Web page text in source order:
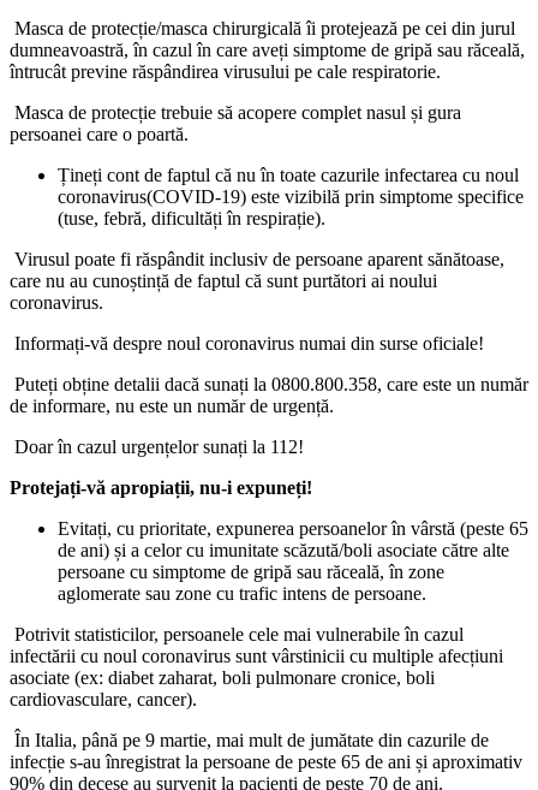
Masca de protecție/masca chirurgicală îi protejează pe cei din jurul
dumneavoastră, în cazul în care aveți simptome de gripă sau răceală,
întrucât previne răspândirea virusului pe cale respiratorie.
Masca de protecție trebuie să acopere complet nasul și gura
persoanei care o poartă.
Țineți cont de faptul că nu în toate cazurile infectarea cu noul
coronavirus(COVID-19) este vizibilă prin simptome specifice
(tuse, febră, dificultăți în respirație).
Virusul poate fi răspândit inclusiv de persoane aparent sănătoase,
care nu au cunoștință de faptul că sunt purtători ai noului
coronavirus.
Informați-vă despre noul coronavirus numai din surse oficiale!
Puteți obține detalii dacă sunați la 0800.800.358, care este un număr
de informare, nu este un număr de urgență.
Doar în cazul urgențelor sunați la 112!
Protejați-vă apropiații, nu-i expuneți!
Evitați, cu prioritate, expunerea persoanelor în vârstă (peste 65
de ani) și a celor cu imunitate scăzută/boli asociate către alte
persoane cu simptome de gripă sau răceală, în zone
aglomerate sau zone cu trafic intens de persoane.
Potrivit statisticilor, persoanele cele mai vulnerabile în cazul
infectării cu noul coronavirus sunt vârstinicii cu multiple afecțiuni
asociate (ex: diabet zaharat, boli pulmonare cronice, boli
cardiovasculare, cancer).
În Italia, până pe 9 martie, mai mult de jumătate din cazurile de
infecție s-au înregistrat la persoane de peste 65 de ani și aproximativ
90% din decese au survenit la pacienți de peste 70 de ani.